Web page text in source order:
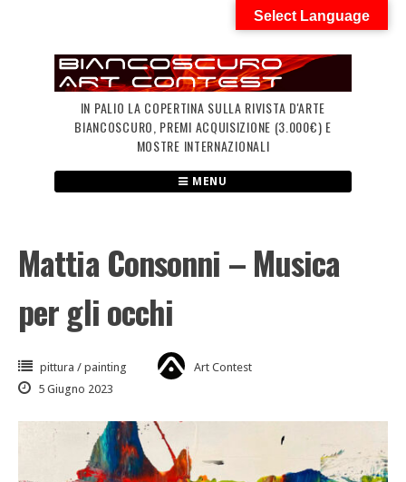
IN PALIO LA COPERTINA SULLA RIVISTA D'ARTE
BIANCOSCURO, PREMI ACQUISIZIONE (3.000€) E
MOSTRE INTERNAZIONALI
MENU
Mattia Consonni – Musica
per gli occhi
pittura / painting
Art Contest
5 Giugno 2023
Select Language